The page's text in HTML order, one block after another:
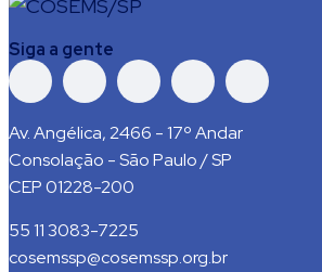
Siga a gente
Av. Angélica, 2466 - 17º Andar
Consolação - São Paulo / SP
CEP 01228-200
55 11 3083-7225
cosemssp@cosemssp.org.br